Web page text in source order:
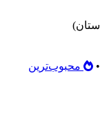
• محبوب‌ترین